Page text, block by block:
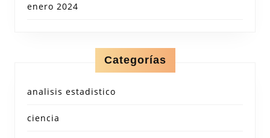
enero 2024
Categorías
analisis estadistico
ciencia